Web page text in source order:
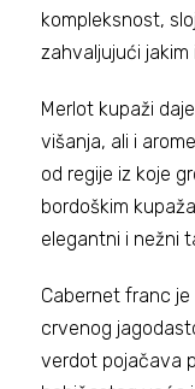
kompleksnost,
zahvaljujući jakim
Merlot kupaži
višanja, ali i
od regije iz koje
bordoškim
elegantni i nežni
Cabernet franc
crvenog
verdot pojačava